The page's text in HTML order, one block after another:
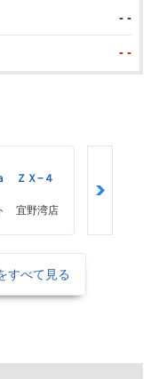
- -
- -
ＺＸ−４
宜野湾店
すべて見る